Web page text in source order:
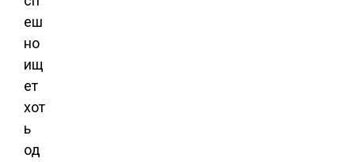
еш
но
ищ
ет
хот
ь
од